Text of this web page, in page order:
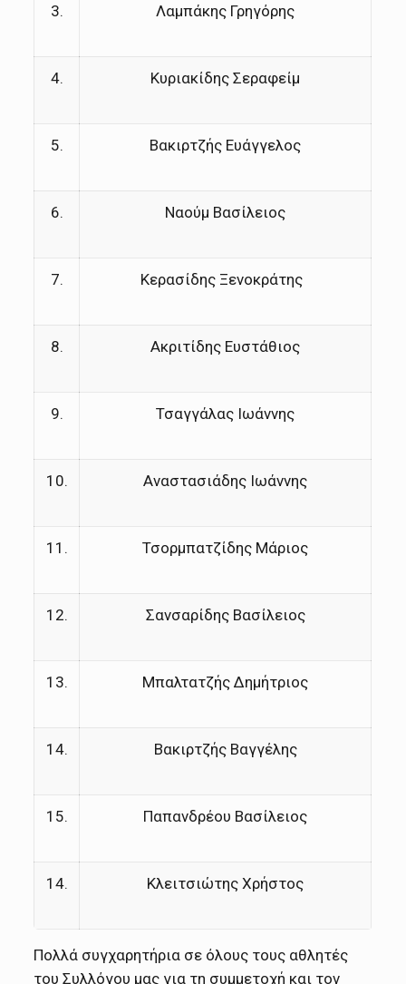
3. Λαμπάκης Γρηγόρης
4. Κυριακίδης Σεραφείμ
5. Βακιρτζής Ευάγγελος
6. Ναούμ Βασίλειος
7. Κερασίδης Ξενοκράτης
8. Ακριτίδης Ευστάθιος
9. Τσαγγάλας Ιωάννης
10. Αναστασιάδης Ιωάννης
11. Τσορμπατζίδης Μάριος
12. Σανσαρίδης Βασίλειος
13. Μπαλτατζής Δημήτριος
14. Βακιρτζής Βαγγέλης
15. Παπανδρέου Βασίλειος
14. Κλειτσιώτης Χρήστος
Πολλά συγχαρητήρια σε όλους τους αθλητές
του Συλλόγου μας για τη συμμετοχή και τον